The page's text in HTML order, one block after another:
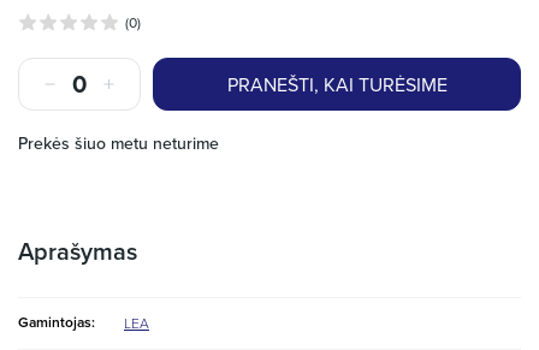
(0)
PRANEŠTI, KAI TURĖSIME
Prekės šiuo metu neturime
Aprašymas
Gamintojas: LEA